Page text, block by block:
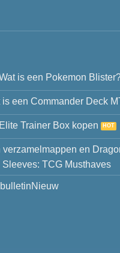
is een Pokemon
is een Commander Deck
Trainer Box kopen
verzamelmappen en
Sleeves: TCG Musthaves